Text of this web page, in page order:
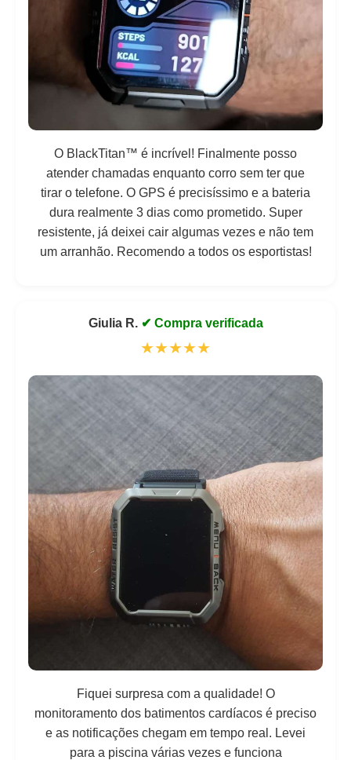
O BlackTitan™️ é incrível! Finalmente posso
atender chamadas enquanto corro sem ter que
tirar o telefone. O GPS é precisíssimo e a bateria
dura realmente 3 dias como prometido. Super
resistente, já deixei cair algumas vezes e não tem
um arranhão. Recomendo a todos os esportistas!
Giulia R. ✔ Compra verificada
★★★★★
Fiquei surpresa com a qualidade! O
monitoramento dos batimentos cardíacos é preciso
e as notificações chegam em tempo real. Levei
para a piscina várias vezes e funciona